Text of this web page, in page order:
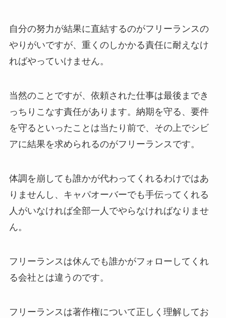
自分の努力が結果に直結するのがフリーランスの
やりがいですが、重くのしかかる責任に耐えなけ
ればやっていけません。
当然のことですが、依頼された仕事は最後までき
っちりこなす責任があります。納期を守る、要件
を守るといったことは当たり前で、その上でシビ
アに結果を求められるのがフリーランスです。
体調を崩しても誰かが代わってくれるわけではあ
りませんし、キャパオーバーでも手伝ってくれる
人がいなければ全部一人でやらなければなりませ
ん。
フリーランスは休んでも誰かがフォローしてくれ
る会社とは違うのです。
フリーランスは著作権について正しく理解してお